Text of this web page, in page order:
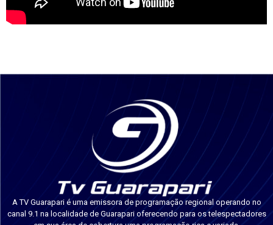
A TV Guarapari é uma emissora de programação regional operando no
canal 9.1 na localidade de Guarapari oferecendo para os telespectadores